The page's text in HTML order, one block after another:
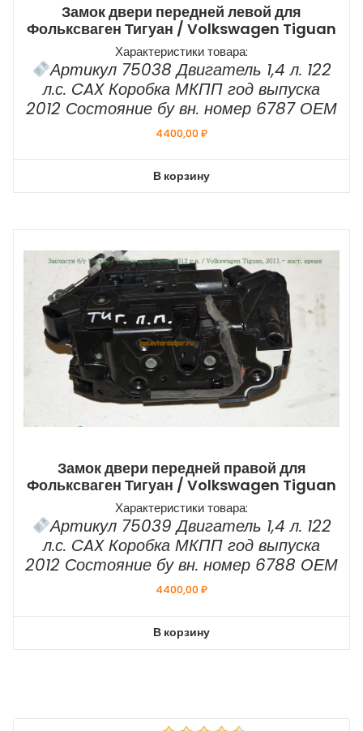
Замок двери передней левой для
Фольксваген Тигуан / Volkswagen Tiguan
Характеристики товара:
Артикул 75038 Двигатель 1,4 л. 122
л.с. CAX Коробка МКПП год выпуска
2012 Состояние бу вн. номер 6787 ОЕМ
4400,00₽
В корзину
Замок двери передней правой для
Фольксваген Тигуан / Volkswagen Tiguan
Характеристики товара:
Артикул 75039 Двигатель 1,4 л. 122
л.с. CAX Коробка МКПП год выпуска
2012 Состояние бу вн. номер 6788 ОЕМ
4400,00₽
В корзину